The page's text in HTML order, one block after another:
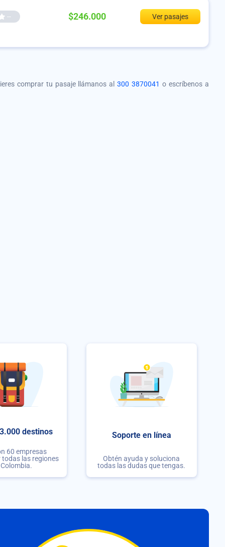
-- $246.000 Ver pasajes
comprar tu pasaje llámanos al300 3870041 o escríbenos a
destinos
60 empresas
todas las regiones
Soporte en línea
Obtén ayuda y soluciona
todas las dudas que tengas.